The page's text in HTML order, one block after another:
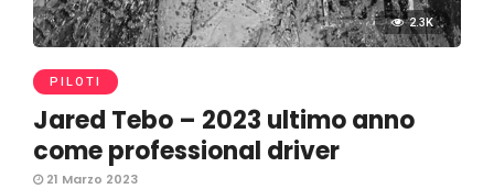
2.3K
PILOTI
Jared Tebo – 2023 ultimo anno
come professional driver
21 Marzo 2023